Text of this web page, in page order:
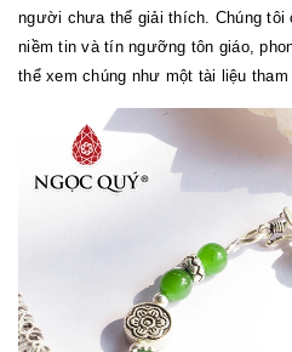
người chưa thể giải thích. Chúng tôi
niềm tin và tín ngưỡng tôn giáo,
thể xem chúng như một tài liệu tham